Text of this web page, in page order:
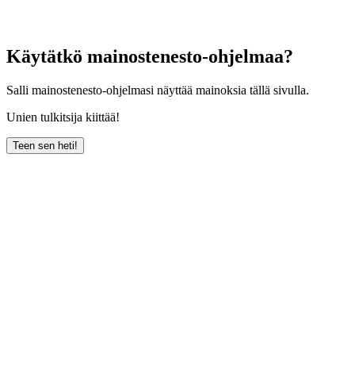
Käytätkö mainostenesto-ohjelmaa?
Salli mainostenesto-ohjelmasi näyttää mainoksia tällä sivulla.
Unien tulkitsija kiittää!
Teen sen heti!